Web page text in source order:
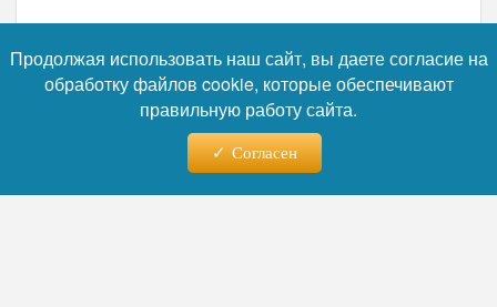
Продолжая использовать наш сайт, вы даете согласие на
обработку файлов cookie, которые обеспечивают
правильную работу сайта.
Согласен